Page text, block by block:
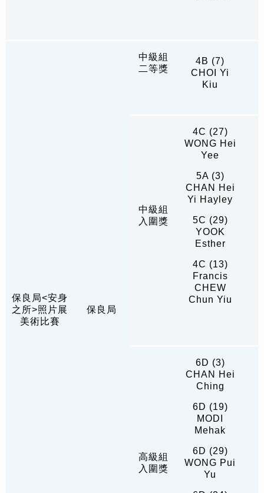
保良局<安身
之所>照片展
美術比賽
保良局
中級組
二等獎
4B (7)
CHOI Yi
Kiu
中級組
入圍獎
4C (27)
WONG Hei
Yee
5A (3)
CHAN Hei
Yi Hayley
5C (29)
YOOK
Esther
4C (13)
Francis
CHEW
Chun Yiu
高級組
入圍獎
6D (3)
CHAN Hei
Ching
6D (19)
MODI
Mehak
6D (29)
WONG Pui
Yu